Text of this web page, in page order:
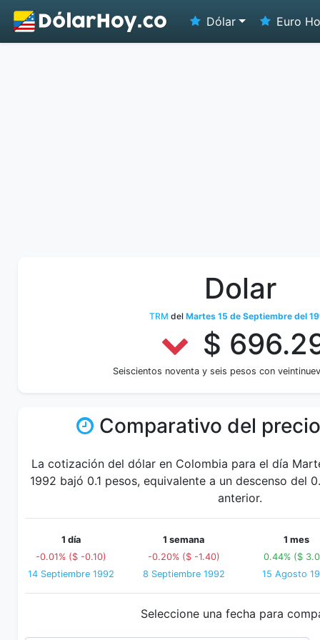
Dólar Euro
Dolar
TRM del Martes 15 de Septiembre del
$
Seiscientos noventa y seis pesos con
Comparativo del
La cotización del dólar en Colombia para el día
1992 bajó 0.1 pesos, equivalente a un descenso del
anterior.
1 día
-0.01% ($ -0.10)
14 Septiembre 1992
1 semana
-0.20% ($ -1.40)
8 Septiembre 1992
1 mes
0.44% ($
15 Agosto
Seleccione una fecha para